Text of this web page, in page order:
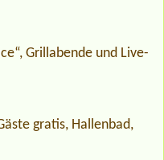
Grillabende und Live-
gratis, Hallenbad,